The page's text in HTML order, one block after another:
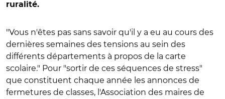
ruralité.
"Vous n'êtes pas sans savoir qu'il y a eu au cours des
dernières semaines des tensions au sein des
différents départements à propos de la carte
scolaire." Pour "sortir de ces séquences de stress"
que constituent chaque année les annonces de
fermetures de classes, l'Association des maires de